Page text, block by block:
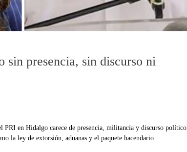
sin presencia, sin discurso ni
PRI en Hidalgo carece de presencia, militancia y discurso político.
la ley de extorsión, aduanas y el paquete hacendario.